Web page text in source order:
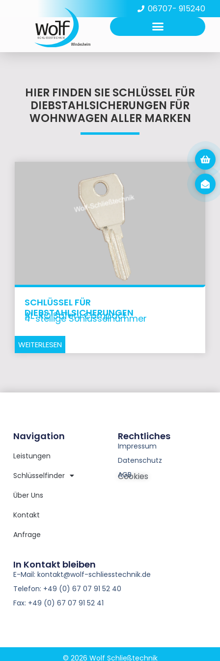
06707- 915240
HIER FINDEN SIE SCHLÜSSEL FÜR
DIEBSTAHLSICHERUNGEN FÜR
WOHNWAGEN ALLER MARKEN
SCHLÜSSEL FÜR
DIEBSTAHLSICHERUNGEN
AL-KO Safety Compact
4-stellige Schlüsselnummer
WEITERLESEN
In Kontakt bleiben
E-Mail: kontakt@wolf-schliesstechnik.de
Telefon: +49 (0) 67 07 91 52 40
Fax: +49 (0) 67 07 91 52 41
Navigation
Leistungen
Schlüsselfinder
Über Uns
Kontakt
Anfrage
Rechtliches
Impressum
Datenschutz
AGB
Cookies
© 2026 Wolf Schließtechnik